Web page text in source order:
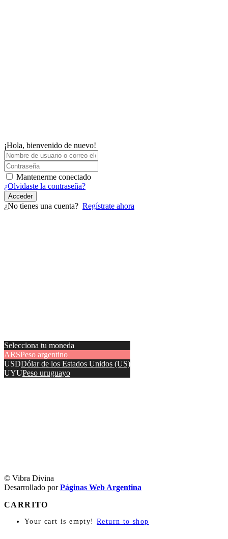
¡Hola, bienvenido de nuevo!
Mantenerme conectado
¿Olvidaste la contraseña?
Acceder
¿No tienes una cuenta? Regístrate ahora
© Vibra Divina
Desarrollado porPáginas Web Argentina
Selecciona tu moneda
ARSPeso argentino
USDDólar de los Estados Unidos (US)
UYUPeso uruguayo
CARRITO
Your cart is empty! Return to shop